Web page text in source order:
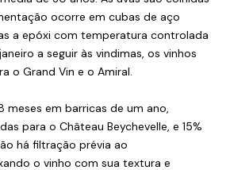
ocorre em cubas de aço
a epóxi com temperatura controlada
a seguir às vindimas, os vinhos
o Grand Vin e o Amiral.
meses em barricas de um ano,
para o Château Beychevelle, e 15%
há filtração prévia ao
o vinho com sua textura e